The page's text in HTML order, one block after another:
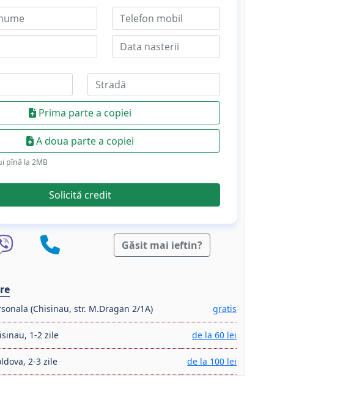
Prima parte a copiei
A doua parte a copiei
pînă la 2МB
Solicită credit
Găsit mai ieftin?
(Chisinau, str. M.Dragan 2/1A) gratis
1-2 zile de la 60 lei
2-3 zile de la 100 lei